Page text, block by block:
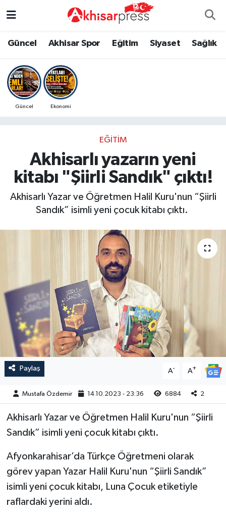
Güncel Akhisar Spor Eğitim Siyaset Sağlık
Güncel Ekonomi
EĞITIM
Akhisarlı yazarın yeni
kitabı "Şiirli Sandık" çıktı!
Akhisarlı Yazar ve Öğretmen Halil Kuru'nun “Şiirli
Sandık” isimli yeni çocuk kitabı çıktı.
Paylaş A- A+
Mustafa Özdemir 14.10.2023 - 23:36 6884 2
Akhisarlı Yazar ve Öğretmen Halil Kuru'nun “Şiirli
Sandık” isimli yeni çocuk kitabı çıktı.
Afyonkarahisar’da Türkçe Öğretmeni olarak
görev yapan Yazar Halil Kuru'nun “Şiirli Sandık”
isimli yeni çocuk kitabı, Luna Çocuk etiketiyle
raflardaki yerini aldı.
Güncel
Akhisar Spor
Eğitim
Ekonomi
Tarım-Gıda
Magazin
Magazin
Kültür-Sanat
Duyurular
Röportaj
Dünya
Yerel Haber
Akhisar Emlak
Ülke
Etiketler
Güncel
Eğitim
Siyaset
Ekonomi
Magazin
Duyurular
Sektörel
Röportaj
Dünya
Yaşam
Kadın
Akhisar Emlak
Ülke
Manisa Nöbetçi Eczaneler
Manisa Hava Durumu
Manisa Namaz Vakitleri
Süper Lig Puan Durumu ve Fikstür
Tüm Manşetler
Son Dakika Haberleri